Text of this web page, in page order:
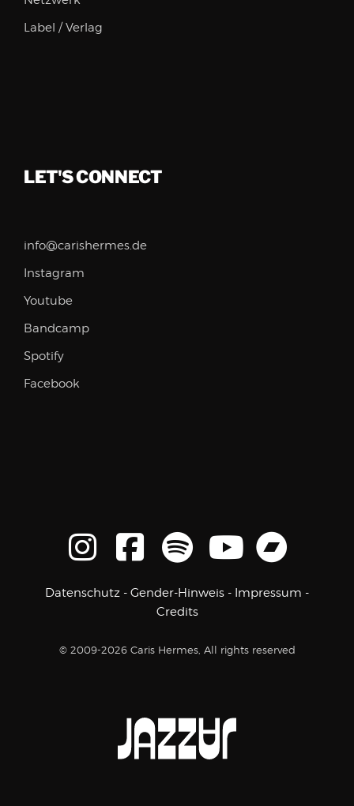
Label / Verlag
LET'S CONNECT
info@carishermes.de
Instagram
Youtube
Bandcamp
Spotify
Facebook
Datenschutz - Gender-Hinweis - Impressum -
Credits
© 2009-2026 Caris Hermes, All rights reserved